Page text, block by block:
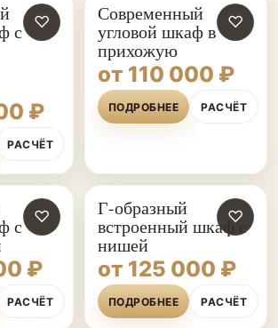
♡
с
₽
РАСЧЁТ
♡
Современный
угловой шкаф в
прихожую
от 110 000 ₽
ПОДРОБНЕЕ РАСЧЁТ
♡
с
₽
РАСЧЁТ
♡
Г-образный
встроенный шкаф с
нишей
от 125 000 ₽
ПОДРОБНЕЕ РАСЧЁТ